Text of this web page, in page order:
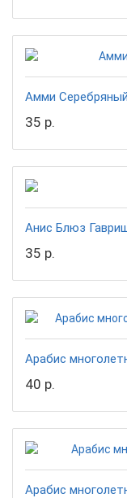
Амми
35 р.
Анис Блюз
35 р.
Арабис
40 р.
Арабис